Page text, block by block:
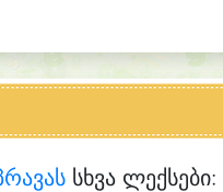
სხვა ლექსები: